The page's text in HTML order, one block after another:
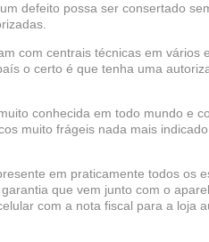
defeito possa ser consertado
com centrais técnicas em vários
o certo é que tenha uma
conhecida em todo mundo e
muito frágeis nada mais
em praticamente todos os
que vem junto com o
com a nota fiscal para a loja